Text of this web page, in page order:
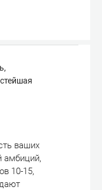
ваших
амбиций,
10-15,